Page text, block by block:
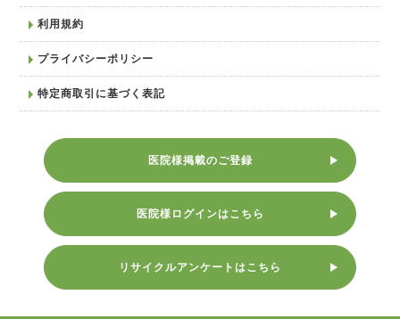
利用規約
プライバシーポリシー
特定商取引に基づく表記
医院様掲載のご登録
医院様ログインはこちら
リサイクルアンケートはこちら